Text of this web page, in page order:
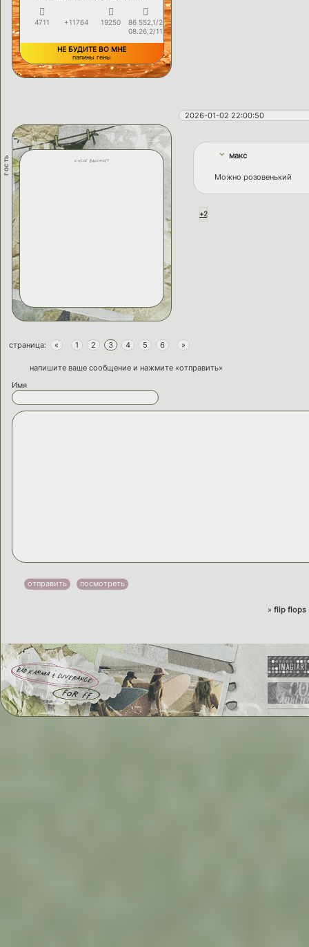
4711 +11764 19250
86 552,1/2
08.26,2/11
НЕ БУДИТЕ ВО МНЕ
папины гены
2026-01-02 22:00:50
гость chloe bancroft макс
Можно розовенький
+2
страница: « 1 2 3 4 5 6 »
напишите ваше сообщение и нажмите «отправить»
Имя
» flip flops
bad karma & luverance
for ff